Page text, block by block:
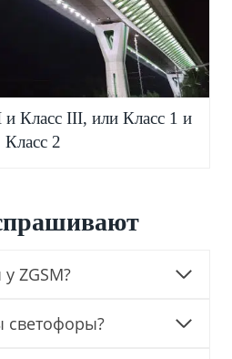
и Класс III, или Класс 1 и
Класс 2
ZGSM?